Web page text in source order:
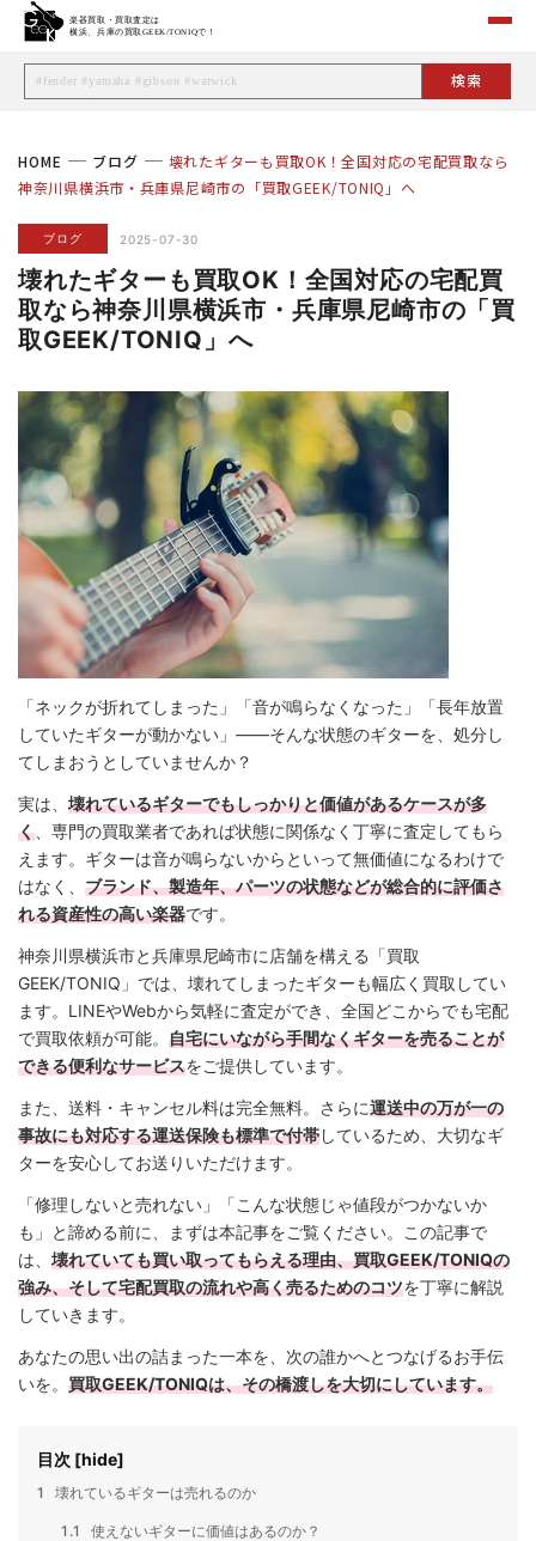
HOME ブログ
壊れたギターも買取OK！全国対応の宅配買取なら
神奈川県横浜市・兵庫県尼崎市の「買取GEEK/TONIQ」へ
ブログ 2025-07-30
壊れたギターも買取OK！全国対応の宅配買
取なら神奈川県横浜市・兵庫県尼崎市の「買
取GEEK/TONIQ」へ
「ネックが折れてしまった」「音が鳴らなくなった」「長年放置
していたギターが動かない」——そんな状態のギターを、処分し
てしまおうとしていませんか？
実は、 壊れているギターでもしっかりと価値があるケースが多
く 、専門の買取業者であれば状態に関係なく丁寧に査定してもら
えます。ギターは音が鳴らないからといって無価値になるわけで
はなく、 ブランド、製造年、パーツの状態などが総合的に評価さ
れる資産性の高い楽器です。
神奈川県横浜市と兵庫県尼崎市に店舗を構える「買取
GEEK/TONIQ」では、壊れてしまったギターも幅広く買取してい
ます。LINEやWebから気軽に査定ができ、全国どこからでも宅配
で買取依頼が可能。 自宅にいながら手間なくギターを売ることが
できる便利なサービスをご提供しています。
また、送料・キャンセル料は完全無料。さらに運送中の万が一の
事故にも対応する運送保険も標準で付帯しているため、大切なギ
ターを安心してお送りいただけます。
「修理しないと売れない」「こんな状態じゃ値段がつかないか
も」と諦める前に、まずは本記事をご覧ください。この記事で
は、 壊れていても買い取ってもらえる理由、買取GEEK/TONIQの
強み、そして宅配買取の流れや高く売るためのコツを丁寧に解説
していきます。
あなたの思い出の詰まった一本を、次の誰かへとつなげるお手伝
いを。 買取GEEK/TONIQは、その橋渡しを大切にしています。
目次 [hide]
1 壊れているギターは売れるのか
1.1
使えないギターに価値はあるのか？